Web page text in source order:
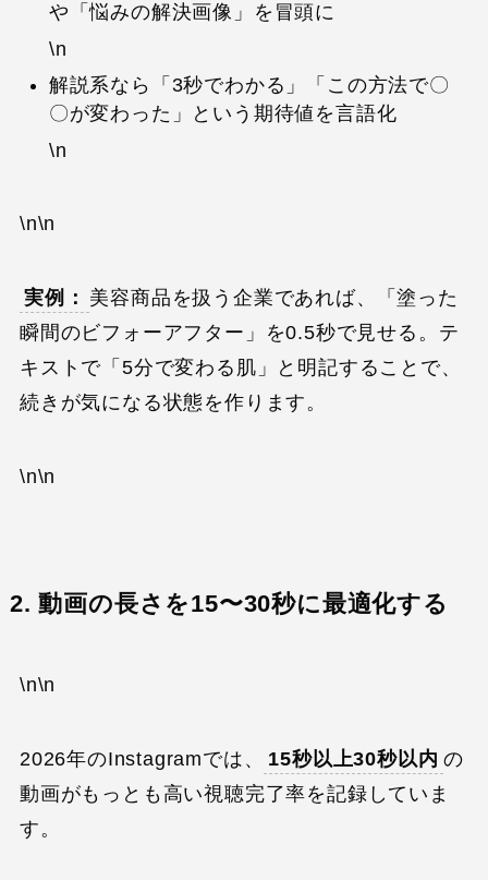
や「悩みの解決画像」を冒頭に
\n
解説系なら「3秒でわかる」「この方法で〇
〇が変わった」という期待値を言語化
\n
\n\n
実例： 美容商品を扱う企業であれば、「塗った
瞬間のビフォーアフター」を0.5秒で見せる。テ
キストで「5分で変わる肌」と明記することで、
続きが気になる状態を作ります。
\n\n
2. 動画の長さを15〜30秒に最適化する
\n\n
2026年のInstagramでは、 15秒以上30秒以内 の
動画がもっとも高い視聴完了率を記録していま
す。